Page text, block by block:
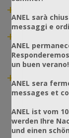
+
+
+
ANEL sarà
messaggi e
ANEL
un buen verano!
ANEL sera
messages et
ANEL ist vom
werden Ihre
und einen